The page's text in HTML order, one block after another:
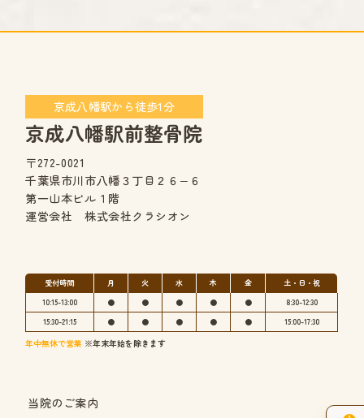
京成八幡駅から徒歩1分
京成八幡駅前整骨院
〒272-0021
千葉県市川市八幡３丁目２６−６
第一山本ビル１階
運営会社 株式会社クラシオン
受付時間 月 火 水 木 金
土・日・祝
10:15-13:00
● ● ● ● ●
8:30-12:30
15:30-21:15
● ● ● ● ● 15:00-17:30
年中無休で営業 ※年末年始を除きます
当院のご案内